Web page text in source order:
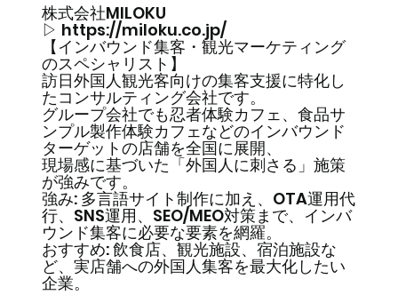
株式会社MILOKU
▷ https://miloku.co.jp/
【インバウンド集客・観光マーケティング
のスペシャリスト】
訪日外国人観光客向けの集客支援に特化し
たコンサルティング会社です。
グループ会社でも忍者体験カフェ、食品サ
ンプル製作体験カフェなどのインバウンド
ターゲットの店舗を全国に展開、
現場感に基づいた「外国人に刺さる」施策
が強みです。
強み: 多言語サイト制作に加え、OTA運用代
行、SNS運用、SEO/MEO対策まで、インバ
ウンド集客に必要な要素を網羅。
おすすめ: 飲食店、観光施設、宿泊施設な
ど、実店舗への外国人集客を最大化したい
企業。